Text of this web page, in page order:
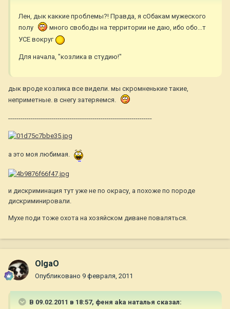
Лен, дык каккие проблемы?! Правда, я сОбакам мужеского
полу
много свободы на территории не даю, ибо обо...т
УСЕ вокруг
Для начала, "козлика в студию!"
дык вроде козлика все видели. мы скромненькие такие,
неприметные. в снегу затеряемся.
----------------------------------------------------------------------
а это моя любимая.
и дискриминация тут уже не по окрасу, а похоже по породе
дискриминировали.
Мухе поди тоже охота на хозяйском диване поваляться.
OlgaO
Опубликовано 9 февраля, 2011
В 09.02.2011 в 18:57, феня aka наталья сказал: